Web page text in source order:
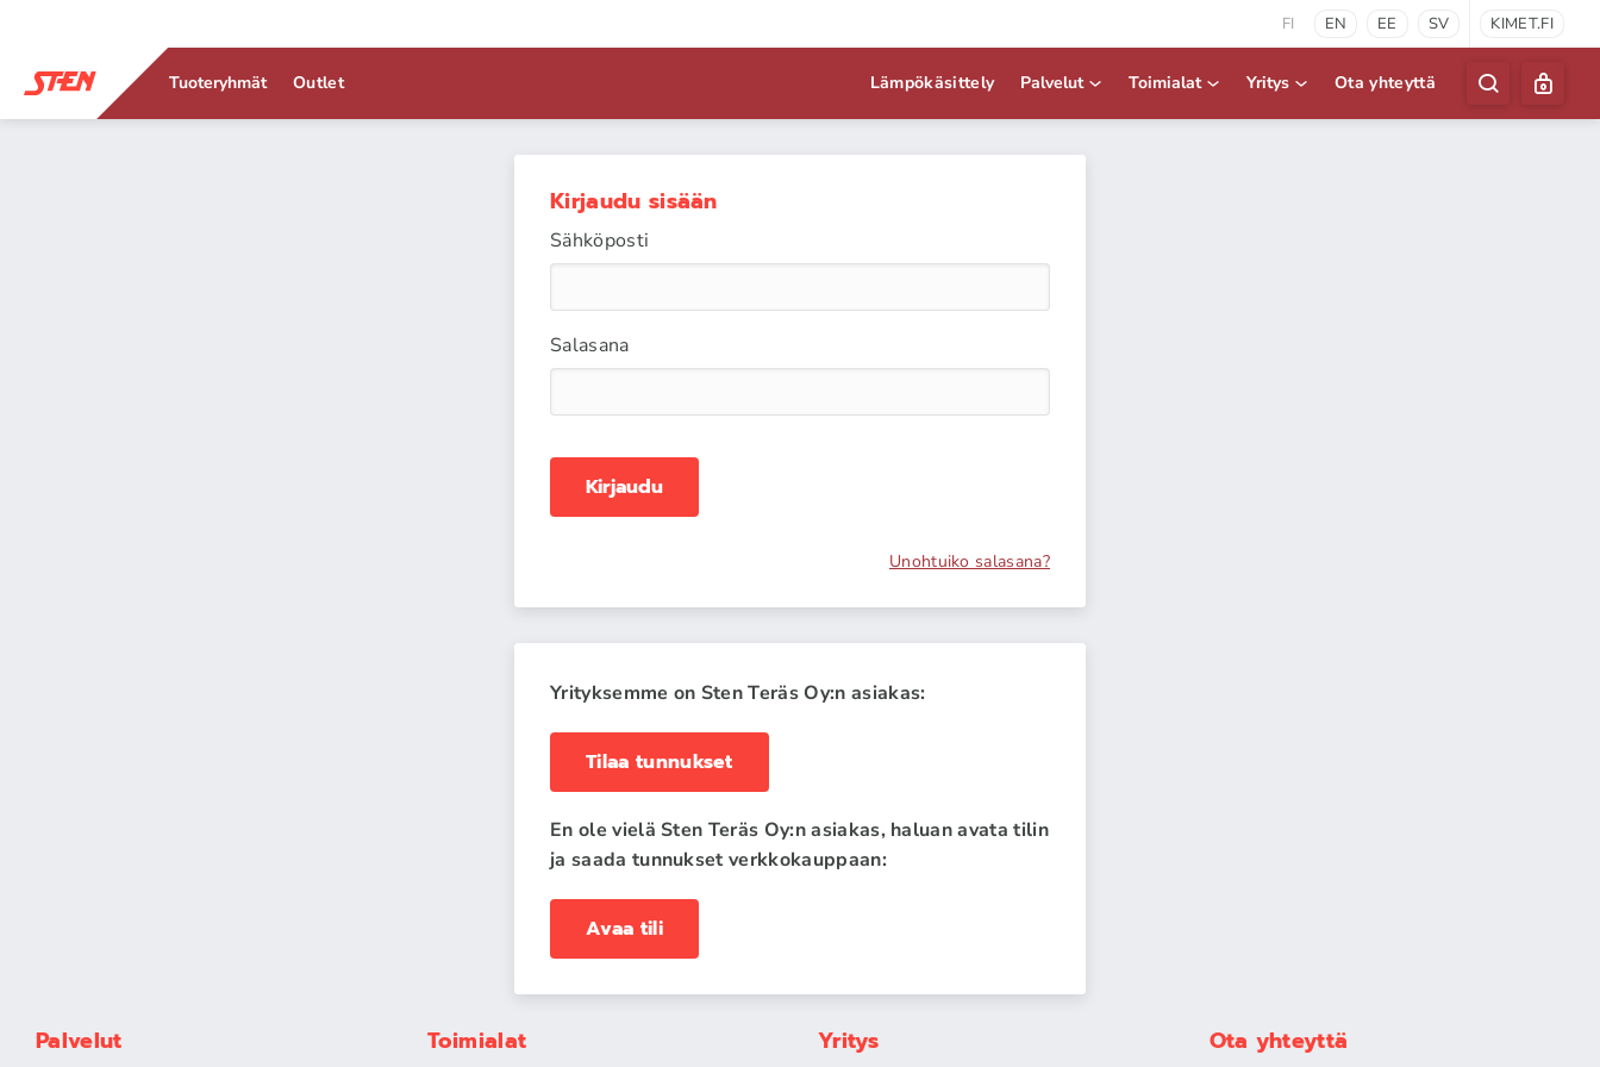
FI EN EE SV KIMET.FI
Tuoteryhmät Outlet Lämpökäsittely Palvelut Toimialat Yritys Ota yhteyttä
Kirjaudu sisään
Sähköposti
Salasana
Kirjaudu
Unohtuiko salasana?
Yrityksemme on Sten Teräs Oy:n asiakas:
Tilaa tunnukset
En ole vielä Sten Teräs Oy:n asiakas, haluan avata tilin
ja saada tunnukset verkkokauppaan:
Avaa tili
Palvelut Toimialat Yritys Ota yhteyttä